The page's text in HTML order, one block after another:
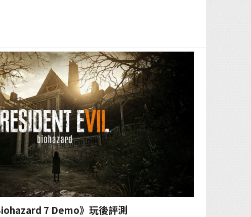
7 Demo》玩後評測